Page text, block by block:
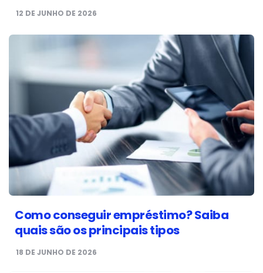
12 DE JUNHO DE 2026
Como conseguir empréstimo? Saiba
quais são os principais tipos
18 DE JUNHO DE 2026